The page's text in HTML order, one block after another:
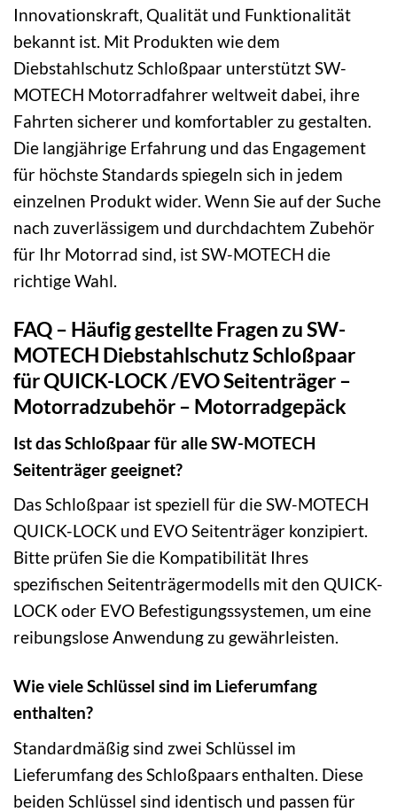
Innovationskraft, Qualität und Funktionalität
bekannt ist. Mit Produkten wie dem
Diebstahlschutz Schloßpaar unterstützt SW-
MOTECH Motorradfahrer weltweit dabei, ihre
Fahrten sicherer und komfortabler zu gestalten.
Die langjährige Erfahrung und das Engagement
für höchste Standards spiegeln sich in jedem
einzelnen Produkt wider. Wenn Sie auf der Suche
nach zuverlässigem und durchdachtem Zubehör
für Ihr Motorrad sind, ist SW-MOTECH die
richtige Wahl.
FAQ – Häufig gestellte Fragen zu SW-
MOTECH Diebstahlschutz Schloßpaar
für QUICK-LOCK /EVO Seitenträger –
Motorradzubehör – Motorradgepäck
Ist das Schloßpaar für alle SW-MOTECH
Seitenträger geeignet?
Das Schloßpaar ist speziell für die SW-MOTECH
QUICK-LOCK und EVO Seitenträger konzipiert.
Bitte prüfen Sie die Kompatibilität Ihres
spezifischen Seitenträgermodells mit den QUICK-
LOCK oder EVO Befestigungssystemen, um eine
reibungslose Anwendung zu gewährleisten.
Wie viele Schlüssel sind im Lieferumfang
enthalten?
Standardmäßig sind zwei Schlüssel im
Lieferumfang des Schloßpaars enthalten. Diese
beiden Schlüssel sind identisch und passen für